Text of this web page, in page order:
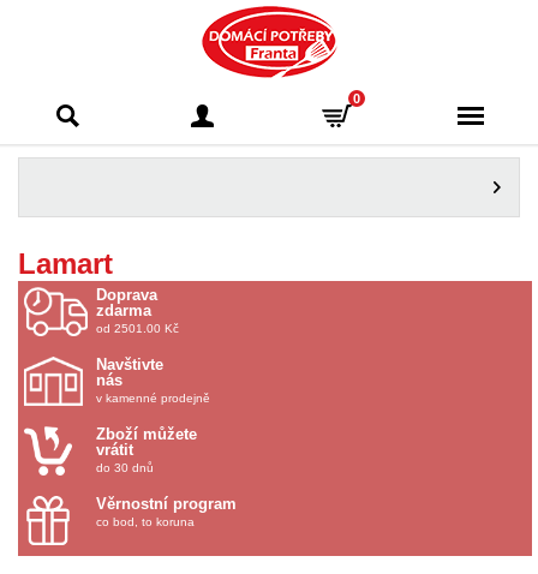
Franta - Příbram
0
Lamart
Doprava
zdarma
od 2501.00 Kč
Navštivte
nás
v kamenné prodejně
Zboží můžete
vrátit
do 30 dnů
Věrnostní program
co bod, to koruna